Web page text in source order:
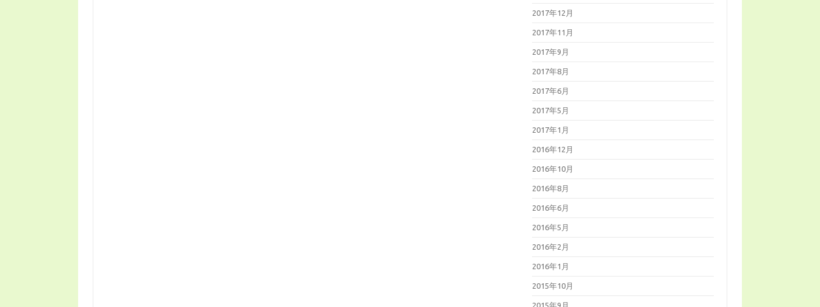
2017年12月
2017年11月
2017年9月
2017年8月
2017年6月
2017年5月
2017年1月
2016年12月
2016年10月
2016年8月
2016年6月
2016年5月
2016年2月
2016年1月
2015年10月
2015年9月